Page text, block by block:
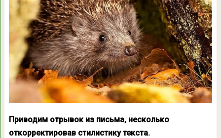
Приводим отрывок из письма, несколько
откорректировав стилистику текста.